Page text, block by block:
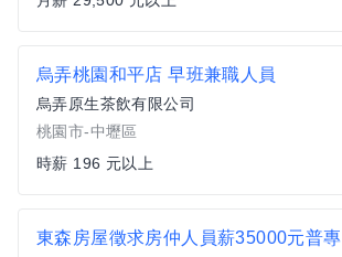
烏弄桃園和平店 早班兼職人員
烏弄原生茶飲有限公司
桃園市-中壢區
時薪 196 元以上
東森房屋徵求房仲人員薪35000元普專